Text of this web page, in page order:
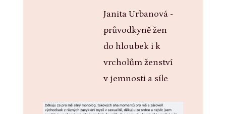
Janita Urbanová -
průvodkyně žen
do hloubek i k
vrcholům ženství
v jemnosti a síle